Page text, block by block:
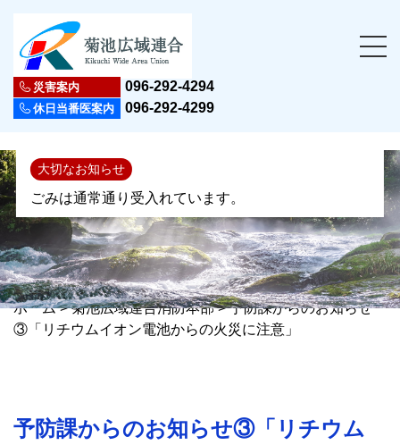
災害案内 096-292-4294
休日当番医案内 096-292-4299
大切なお知らせ
ごみは通常通り受入れています。
ホーム>菊池広域連合消防本部>予防課からのお知らせ
③「リチウムイオン電池からの火災に注意」
予防課からのお知らせ③「リチウム